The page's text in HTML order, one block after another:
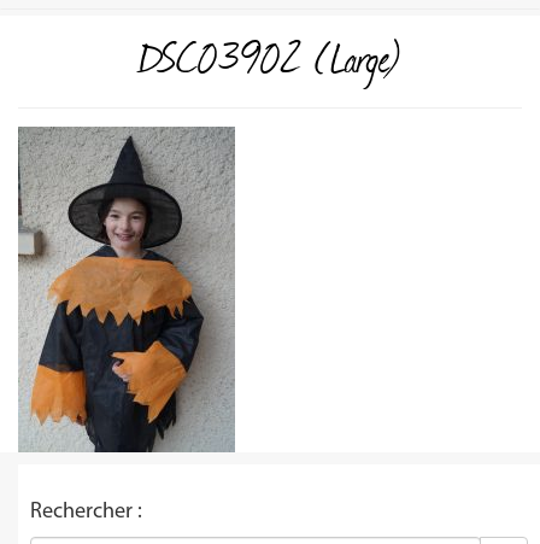
DSC03902 (Large)
Rechercher :